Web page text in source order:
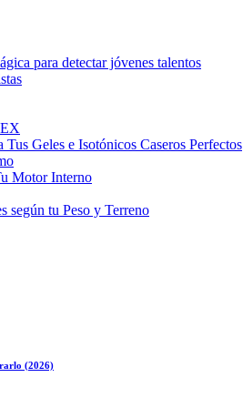
para detectar jóvenes talentos
Geles e Isotónicos Caseros Perfectos
Motor Interno
según tu Peso y Terreno
(2026)